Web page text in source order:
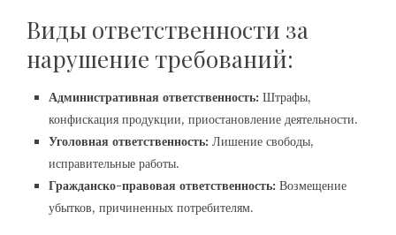
Виды ответственности за
нарушение требований:
Административная ответственность: Штрафы,
конфискация продукции, приостановление деятельности.
Уголовная ответственность: Лишение свободы,
исправительные работы.
Гражданско-правовая ответственность: Возмещение
убытков, причиненных потребителям.